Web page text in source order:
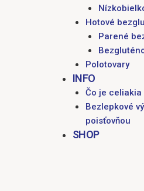
Hotové
Parené
Polotovary
INFO
Čo je celiakia
Bezlepkové
poisťovňou
SHOP